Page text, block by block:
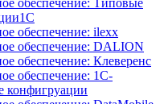
обеспечение: Типовые
обеспечение: ilexx
обеспечение: DALION
обеспечение: Клеверенс
обеспечение: 1С-
конфигруации